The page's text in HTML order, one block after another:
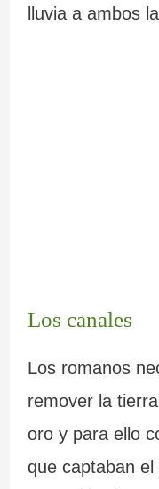
lluvia a ambos
Los canales
Los romanos
remover la
oro y para ello
que captaban